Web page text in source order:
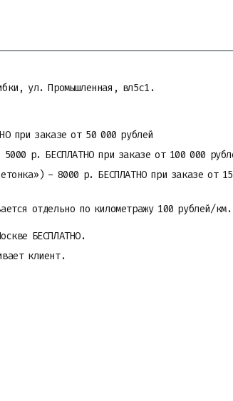
ул. Промышленная, вл5с1.
при заказе от 50 000 рублей
р. БЕСПЛАТНО при заказе от 100 000
- 8000 р. БЕСПЛАТНО при заказе от
отдельно по километражу 100 рублей/км.
БЕСПЛАТНО.
клиент.